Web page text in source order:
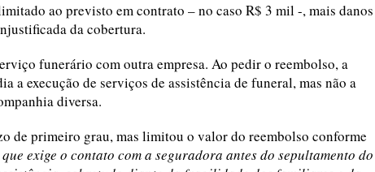
ao previsto em contrato – no caso R$ 3 mil -, mais danos
da cobertura.
funerário com outra empresa. Ao pedir o reembolso, a
a execução de serviços de assistência de funeral, mas não a
diversa.
de primeiro grau, mas limitou o valor do reembolso conforme
exige o contato com a seguradora antes do sepultamento do